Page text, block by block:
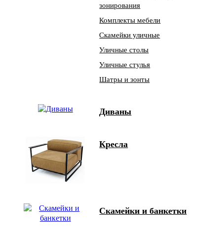
зонирования
Комплекты мебели
Скамейки уличные
Уличные столы
Уличные стулья
Шатры и зонты
Диваны
Кресла
Скамейки и банкетки